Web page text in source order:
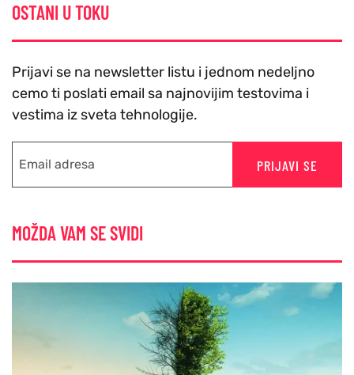
OSTANI U TOKU
Prijavi se na newsletter listu i jednom nedeljno
cemo ti poslati email sa najnovijim testovima i
vestima iz sveta tehnologije.
PRIJAVI SE
MOŽDA VAM SE SVIDI